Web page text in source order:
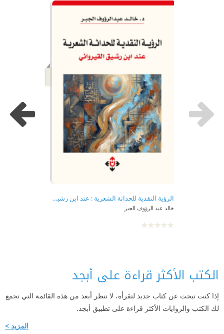
الرؤية النقدية للحداثة الشعرية : عند ابن رشيق القيرواني
خالد عبد الرؤوف الجبر
الكتب الأكثر قراءة على أبجد
إذا كنت تبحث عن كتاب جديد لتقرأه، لا تنظر أبعد من هذه القائمة التي تجمع
لك الكتب والروايات الأكثر قراءة على تطبيق أبجد.
المزيد >